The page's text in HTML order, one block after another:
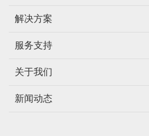
解决方案
服务支持
关于我们
新闻动态